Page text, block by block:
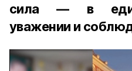
сила — в
уважении и